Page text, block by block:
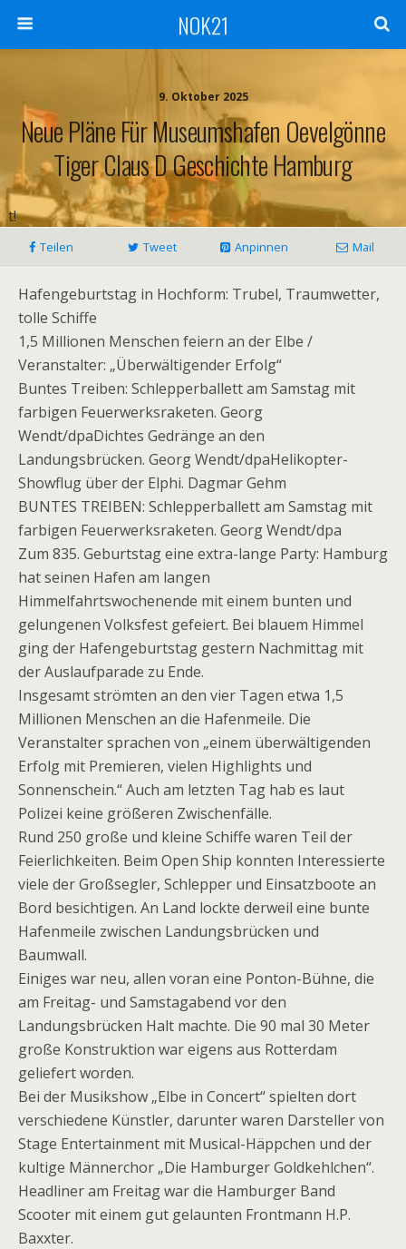
NOK21
9. Oktober 2025
Neue Pläne Für Museumshafen Oevelgönne
Tiger Claus D Geschichte Hamburg
Teilen Tweet Anpinnen Mail
Hafengeburtstag in Hochform: Trubel, Traumwetter,
tolle Schiffe
1,5 Millionen Menschen feiern an der Elbe /
Veranstalter: „Überwältigender Erfolg“
Buntes Treiben: Schlepperballett am Samstag mit
farbigen Feuerwerksraketen. Georg
Wendt/dpaDichtes Gedränge an den
Landungsbrücken. Georg Wendt/dpaHelikopter-
Showflug über der Elphi. Dagmar Gehm
BUNTES TREIBEN: Schlepperballett am Samstag mit
farbigen Feuerwerksraketen. Georg Wendt/dpa
Zum 835. Geburtstag eine extra-lange Party: Hamburg
hat seinen Hafen am langen
Himmelfahrtswochenende mit einem bunten und
gelungenen Volksfest gefeiert. Bei blauem Himmel
ging der Hafengeburtstag gestern Nachmittag mit
der Auslaufparade zu Ende.
Insgesamt strömten an den vier Tagen etwa 1,5
Millionen Menschen an die Hafenmeile. Die
Veranstalter sprachen von „einem überwältigenden
Erfolg mit Premieren, vielen Highlights und
Sonnenschein.“ Auch am letzten Tag hab es laut
Polizei keine größeren Zwischenfälle.
Rund 250 große und kleine Schiffe waren Teil der
Feierlichkeiten. Beim Open Ship konnten Interessierte
viele der Großsegler, Schlepper und Einsatzboote an
Bord besichtigen. An Land lockte derweil eine bunte
Hafenmeile zwischen Landungsbrücken und
Baumwall.
Einiges war neu, allen voran eine Ponton-Bühne, die
am Freitag- und Samstagabend vor den
Landungsbrücken Halt machte. Die 90 mal 30 Meter
große Konstruktion war eigens aus Rotterdam
geliefert worden.
Bei der Musikshow „Elbe in Concert“ spielten dort
verschiedene Künstler, darunter waren Darsteller von
Stage Entertainment mit Musical-Häppchen und der
kultige Männerchor „Die Hamburger Goldkehlchen“.
Headliner am Freitag war die Hamburger Band
Scooter mit einem gut gelaunten Frontmann H.P.
Baxxter.
t!